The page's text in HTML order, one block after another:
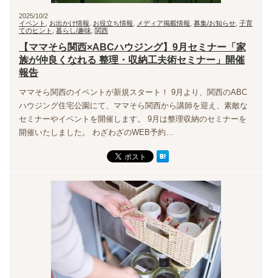
2025/10/2
イベント
お出かけ情報 お役立ち情報 メディア掲載情報 募集/お知らせ 子育
てのヒント
暮らし/趣味 関西
【ママそら関西×ABCハウジング】9月セミナー「家
族が仲良くなれる 整理・収納工夫術セミナー」開催
報告
ママそら関西のイベントが新規スタート！ 9月より、関西のABC
ハウジング住宅公園にて、ママそら関西から講師を迎え、素敵な
セミナーやイベントを開催します。 9月は整理収納のセミナーを
開催いたしました。 わざわざのWEB予約…